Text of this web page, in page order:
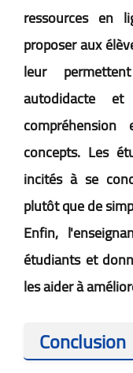
ressources en
proposer aux
leur
autodidacte
concepts. Les
incités à se
plutôt que de
Enfin,
étudiants et
les aider à
Conclusion